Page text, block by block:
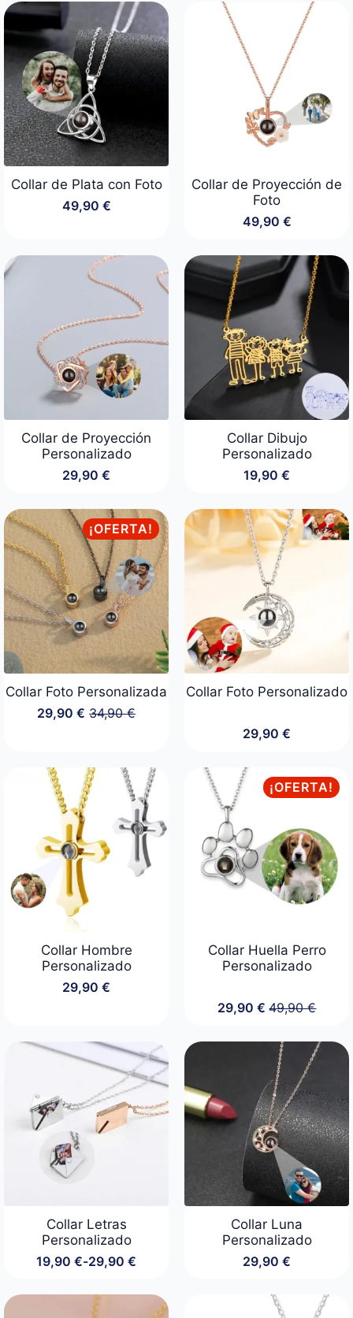
Collar de Plata con Foto
49,90 €
Collar de Proyección de
Foto
49,90 €
Collar de Proyección
Personalizado
29,90 €
Collar Dibujo
Personalizado
19,90 €
¡OFERTA!
Collar Foto Personalizada
34,90€
El
era:
34,90 €.
29,90€ El
es:
29,90 €.
Collar Foto Personalizado
29,90 €
Collar Hombre
Personalizado
29,90 €
¡OFERTA!
Collar Huella Perro
Personalizado
49,90€
El
original
era:
49,90 €.
29,90 € El
actual
es:
29,90 €.
Collar Letras
Personalizado
19,90 €-29,90 €
Rango
precios:
Collar Luna
Personalizado
29,90 €